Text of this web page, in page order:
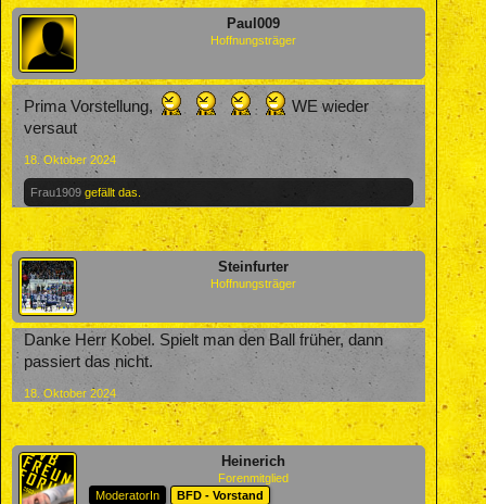
Paul009
Hoffnungsträger
Prima Vorstellung,
WE wieder
versaut
18. Oktober 2024
Frau1909 gefällt das.
Steinfurter
Hoffnungsträger
Danke Herr Kobel. Spielt man den Ball früher, dann
passiert das nicht.
18. Oktober 2024
Heinerich
Forenmitglied
ModeratorIn
BFD - Vorstand